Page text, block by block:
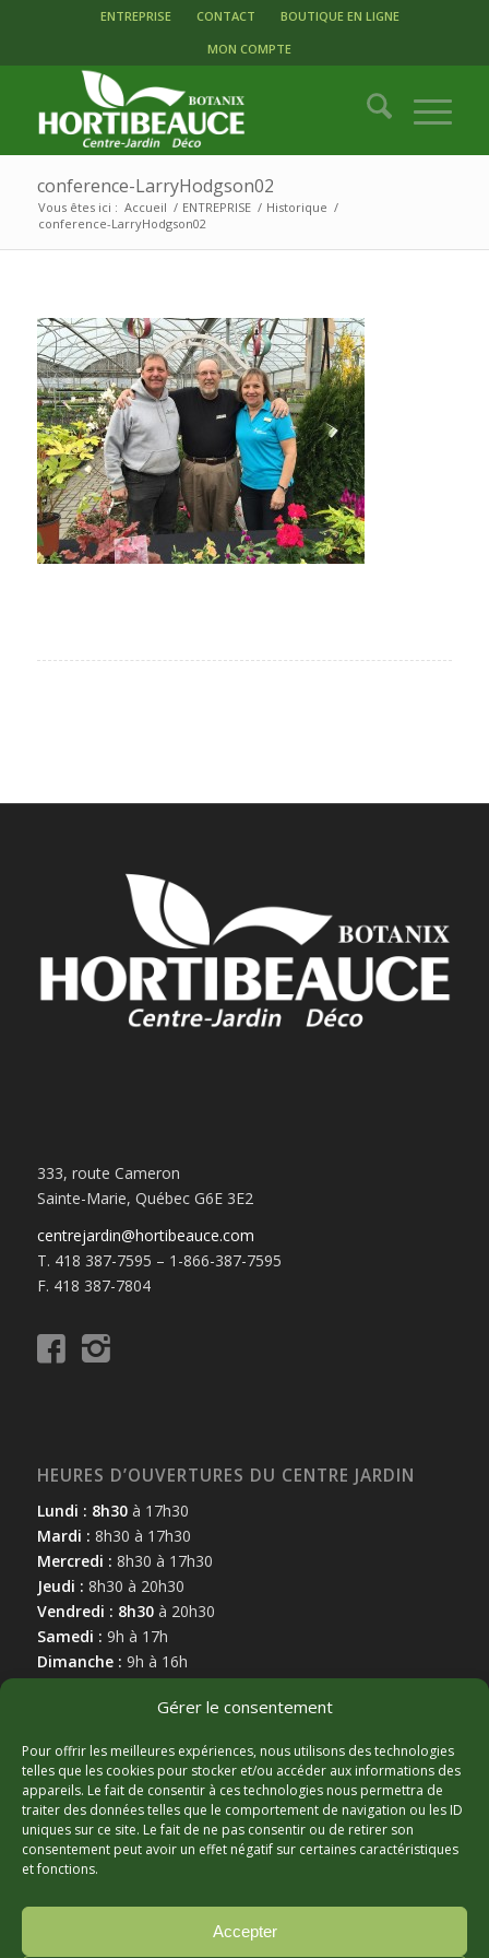
Gérer le consentement
Pour offrir les meilleures expériences, nous utilisons des technologies
telles que les cookies pour stocker et/ou accéder aux informations des
appareils. Le fait de consentir à ces technologies nous permettra de
traiter des données telles que le comportement de navigation ou les ID
uniques sur ce site. Le fait de ne pas consentir ou de retirer son
consentement peut avoir un effet négatif sur certaines caractéristiques
et fonctions.
Accepter
ENTREPRISE CONTACT
BOUTIQUE EN LIGNE
MON COMPTE
conference-LarryHodgson02
Vous êtes ici : Accueil / ENTREPRISE / Historique /
conference-LarryHodgson02
333, route Cameron
Sainte-Marie, Québec G6E 3E2
centrejardin@hortibeauce.com
T. 418 387-7595 – 1-866-387-7595
F. 418 387-7804
HEURES D’OUVERTURES DU CENTRE JARDIN
Lundi : 8h30à 17h30
Mardi : 8h30 à 17h30
Mercredi : 8h30 à 17h30
Jeudi : 8h30 à 20h30
Vendredi : 8h30à 20h30
Samedi : 9h à 17h
Dimanche : 9h à 16h
MARCHAND AFFILIÉ